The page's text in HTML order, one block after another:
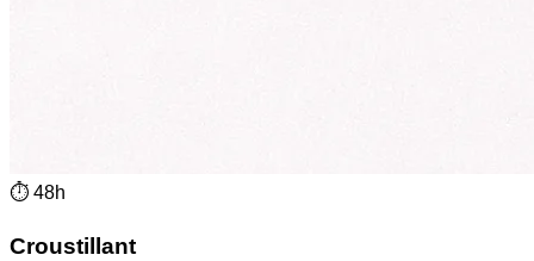
⏱ 48h
Croustillant